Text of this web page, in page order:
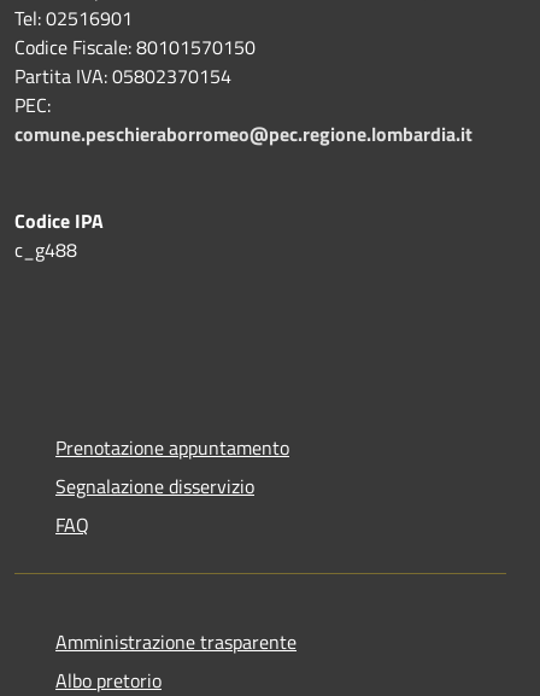
Tel: 02516901
Codice Fiscale: 80101570150
Partita IVA: 05802370154
PEC:
comune.peschieraborromeo@pec.regione.lombardia.it
Codice IPA
c_g488
Prenotazione appuntamento
Segnalazione disservizio
FAQ
Amministrazione trasparente
Albo pretorio